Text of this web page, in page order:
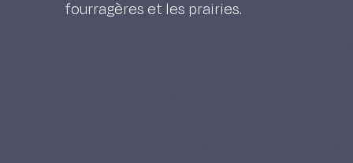
production). They express three
the year, or only through a period
loss of permanent labour. The
fourragères et les prairies.